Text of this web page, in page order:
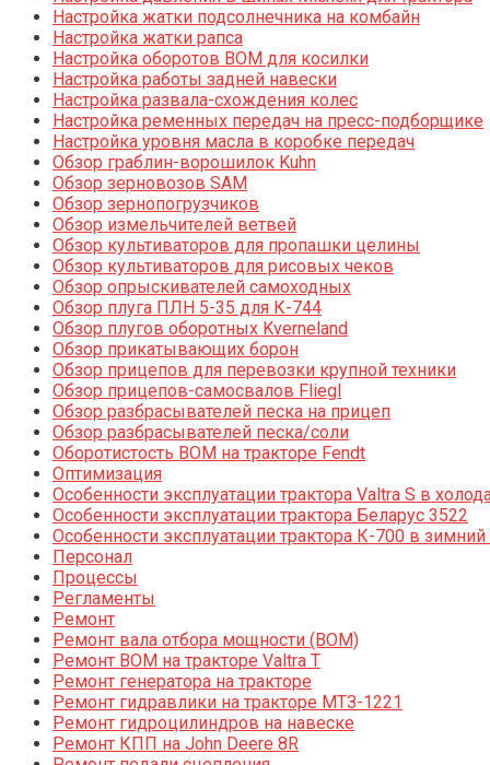
Настройка жатки подсолнечника на комбайн
Настройка жатки рапса
Настройка оборотов ВОМ для косилки
Настройка работы задней навески
Настройка развала-схождения колес
Настройка ременных передач на пресс-подборщике
Настройка уровня масла в коробке передач
Обзор граблин-ворошилок Kuhn
Обзор зерновозов SAM
Обзор зернопогрузчиков
Обзор измельчителей ветвей
Обзор культиваторов для пропашки целины
Обзор культиваторов для рисовых чеков
Обзор опрыскивателей самоходных
Обзор плуга ПЛН 5-35 для К-744
Обзор плугов оборотных Kverneland
Обзор прикатывающих борон
Обзор прицепов для перевозки крупной техники
Обзор прицепов-самосвалов Fliegl
Обзор разбрасывателей песка на прицеп
Обзор разбрасывателей песка/соли
Оборотистость ВОМ на тракторе Fendt
Оптимизация
Особенности эксплуатации трактора Valtra S в
Особенности эксплуатации трактора Беларус 3522
Особенности эксплуатации трактора К-700 в
Персонал
Процессы
Регламенты
Ремонт
Ремонт вала отбора мощности (ВОМ)
Ремонт ВОМ на тракторе Valtra T
Ремонт генератора на тракторе
Ремонт гидравлики на тракторе МТЗ-1221
Ремонт гидроцилиндров на навеске
Ремонт КПП на John Deere 8R